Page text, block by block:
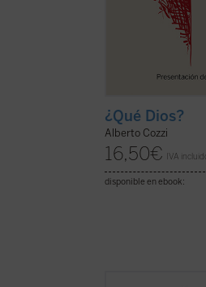
¿Qué Dios?
Alberto Cozzi
16,50€ IVA
disponible en ebook: